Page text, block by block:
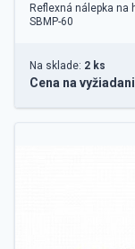
Reflexná nálepka na
SBMP-60
Na sklade: 2 ks
Cena na